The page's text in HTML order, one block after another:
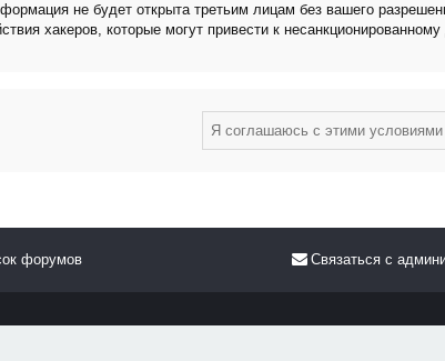
не будет открыта третьим лицам без вашего
хакеров, которые могут привести к
форумов Связаться с